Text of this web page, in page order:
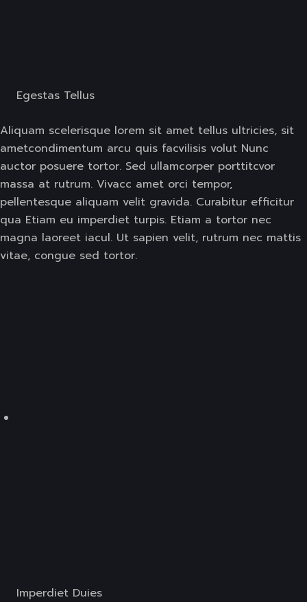
Egestas Tellus
Aliquam scelerisque lorem sit amet tellus ultricies, sit
ametcondimentum arcu quis facvilisis volut Nunc
auctor posuere tortor. Sed ullamcorper porttitcvor
massa at rutrum. Vivacc amet orci tempor,
pellentesque aliquam velit gravida. Curabitur efficitur
qua Etiam eu imperdiet turpis. Etiam a tortor nec
magna laoreet iacul. Ut sapien velit, rutrum nec mattis
vitae, congue sed tortor.
Imperdiet Duies